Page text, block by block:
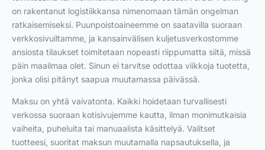
on rakentanut logistiikkansa nimenomaan tämän ongelman
ratkaisemiseksi. Puunpoistoaineemme on saatavilla suoraan
verkkosivuiltamme, ja kansainvälisen kuljetusverkostomme
ansiosta tilaukset toimitetaan nopeasti riippumatta siitä, missä
päin maailmaa olet. Sinun ei tarvitse odottaa viikkoja tuotetta,
jonka olisi pitänyt saapua muutamassa päivässä.
Maksu on yhtä vaivatonta. Kaikki hoidetaan turvallisesti
verkossa suoraan kotisivujemme kautta, ilman monimutkaisia
vaiheita, puheluita tai manuaalista käsittelyä. Valitset
tuotteesi, suoritat maksun muutamalla napsautuksella, ja